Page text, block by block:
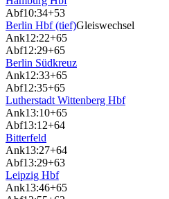
Abf10:34+53
Berlin Hbf (tief)Gleiswechsel
Ank12:22+65
Abf12:29+65
Berlin Südkreuz
Ank12:33+65
Abf12:35+65
Lutherstadt Wittenberg Hbf
Ank13:10+65
Abf13:12+64
Bitterfeld
Ank13:27+64
Abf13:29+63
Leipzig Hbf
Ank13:46+65